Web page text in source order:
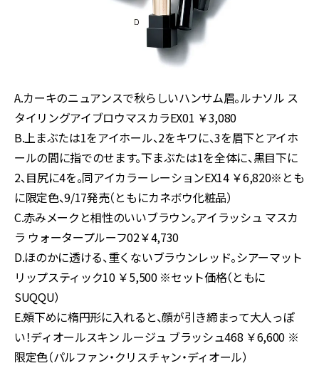
A.カーキのニュアンスで秋らしいハンサム眉。ルナソル ス
タイリングアイブロウマスカラEX01 ￥3,080
B.上まぶたは1をアイホール、2をキワに、3を眉下とアイホ
ールの間に指でのせます。下まぶたは1を全体に、黒目下に
2、目尻に4を。同アイカラーレーションEX14 ￥6,820※とも
に限定色、9/17発売（ともにカネボウ化粧品）
C.赤みメークと相性のいいブラウン。アイラッシュ マスカ
ラ ウォータープルーフ02￥4,730
D.ほのかに透ける、重くないブラウンレッド。シアーマット
リップスティック10 ￥5,500 ※セット価格（ともに
SUQQU）
E.頰下めに楕円形に入れると、顔が引き締まって大人っぽ
い！ディオールスキン ルージュ ブラッシュ468 ￥6,600 ※
限定色（パルファン・クリスチャン・ディオール）